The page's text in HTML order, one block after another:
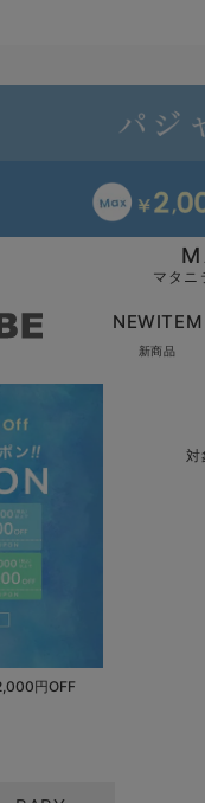
マタニ
NEWITEM
新商品
円OFF
対